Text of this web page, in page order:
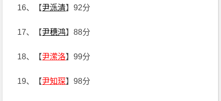
16、【尹泺清】92分
17、【尹穗鸿】88分
18、【尹潆洛】99分
19、【尹知琛】98分